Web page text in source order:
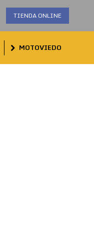
TIENDA ONLINE
MOTOVIEDO